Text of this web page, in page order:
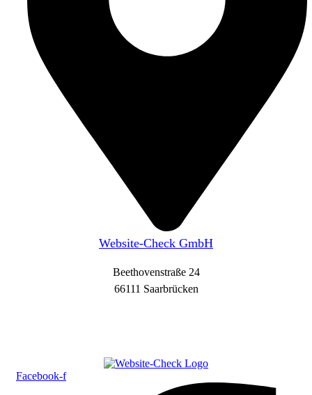
Website-Check GmbH
Beethovenstraße 24
66111 Saarbrücken
Facebook-f